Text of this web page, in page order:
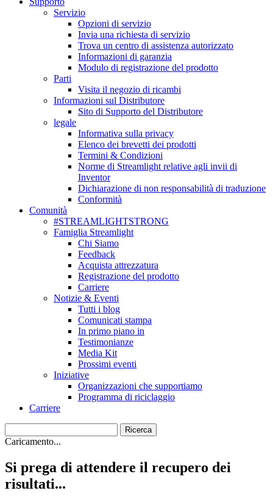
Servizio
Opzioni di servizio
Invia una richiesta di servizio
Trova un centro di assistenza autorizzato
Informazioni di garanzia
Modulo di registrazione del prodotto
Parti
Visita il negozio di ricambi
Informazioni sul Distributore
Sito di Supporto del Distributore
legale
Informativa sulla privacy
Elenco dei brevetti dei prodotti
Termini & Condizioni
Norme di Streamlight relative agli invii di
Inventor
Dichiarazione di non responsabilità di traduzione
Conformità
Comunità
#STREAMLIGHTSTRONG
Famiglia Streamlight
Chi Siamo
Feedback
Acquista attrezzatura
Registrazione del prodotto
Carriere
Notizie & Eventi
Tutti i blog
Comunicati stampa
In primo piano in
Testimonianze
Media Kit
Prossimi eventi
Iniziative
Organizzazioni che supportiamo
Programma di riciclaggio
Carriere
Caricamento...
Si prega di attendere il recupero dei
risultati...